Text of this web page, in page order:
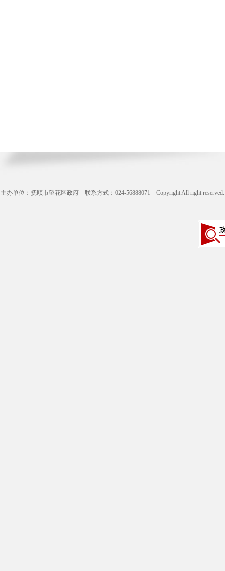
主办单位：抚顺市望花区政府 联系方式：024-56888071 Copyright All right